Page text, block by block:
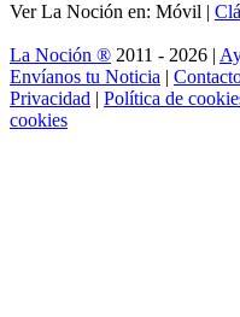
Ver La Noción en: Móvil |
La Noción ® 2011 - 2026 |
Envíanos tu Noticia |
Privacidad | Política de
cookies